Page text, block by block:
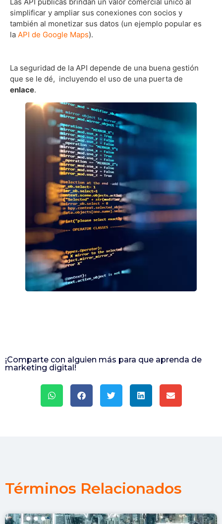
simplificar y ampliar sus conexiones con socios y
también al monetizar sus datos (un ejemplo popular es
la API de Google Maps).
La seguridad de la API depende de una buena gestión
que se le dé, incluyendo el uso de una puerta de
enlace.
¡Comparte con alguien más para que aprenda de
marketing digital!
Términos Relacionados